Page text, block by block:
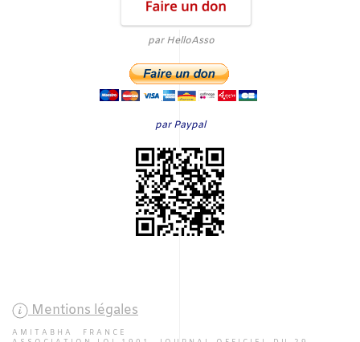
par HelloAsso
par Paypal
Mentions légales
AMITABHA FRANCE